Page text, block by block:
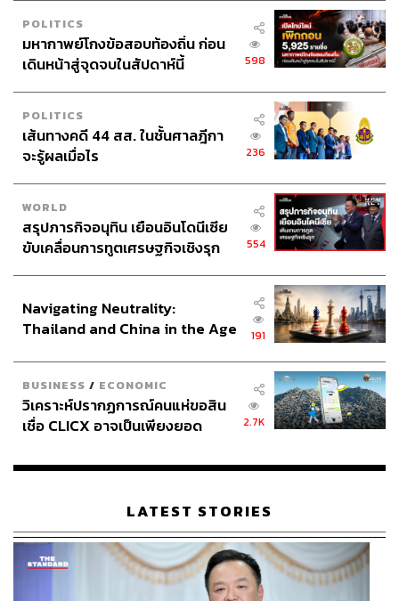
POLITICS
มหากาพย์โกงข้อสอบท้องถิ่น ก่อน
เดินหน้าสู่จุดจบในสัปดาห์นี้
598
POLITICS
เส้นทางคดี 44 สส. ในชั้นศาลฎีกา
จะรู้ผลเมื่อไร
236
WORLD
สรุปภารกิจอนุทิน เยือนอินโดนีเซีย
ขับเคลื่อนการทูตเศรษฐกิจเชิงรุก
554
Navigating Neutrality:
Thailand and China in the Age
191
BUSINESS / ECONOMIC
วิเคราะห์ปรากฏการณ์คนแห่ขอสิน
เชื่อ CLICX อาจเป็นเพียงยอด
เรือนไทยที่ถูกซุกไว้
2.7K
LATEST STORIES